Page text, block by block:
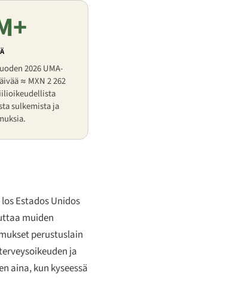
2026 UMA-
≈ MXN 2 262
sulkemista ja
Estados Unidos
muiden
perustuslain
ja
aina, kun kyseessä